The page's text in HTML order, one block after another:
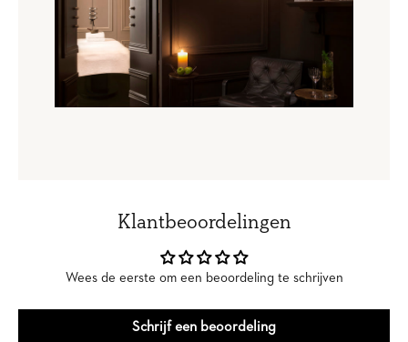
Klantbeoordelingen
Wees de eerste om een beoordeling te schrijven
Schrijf een beoordeling